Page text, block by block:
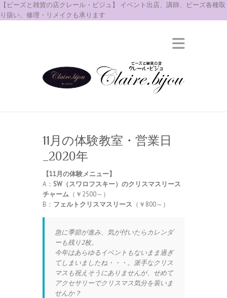
【ビーズと雑貨の店クレール・ビジュ】 イベント出店、講師、ビーズ各種取
り扱い、修理・リメイクも承ります
11月の体験教室・営業日
_2020年
【11月の体験メニュー】
A： SW（スワロフスキー）のクリスマスリース
チャーム （￥2500～）
B： フェルトクリスマスリース （￥800～）
急に季節が進み、気が付いたらカレンダ
ーも残り2枚。
今年はあらゆるイベントもないまま過ぎ
てしまいましたね・・・。派手なクリス
マスも祝えそうにありませんが、せめて
アクセサリーでクリスマス気分を装いま
せんか？